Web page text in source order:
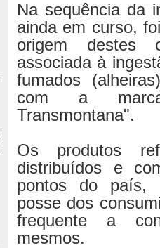
Na sequência da
ainda em curso,
origem destes
associada à
fumados
com a
Transmontana".
Os produtos
distribuídos e
pontos do país,
posse dos
frequente a
mesmos.